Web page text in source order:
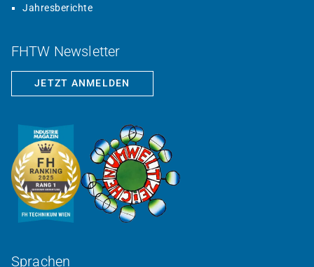
Jahresberichte
FHTW Newsletter
JETZT ANMELDEN
Sprachen